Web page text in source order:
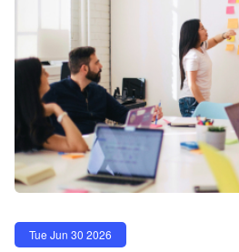
Tue Jun 30 2026